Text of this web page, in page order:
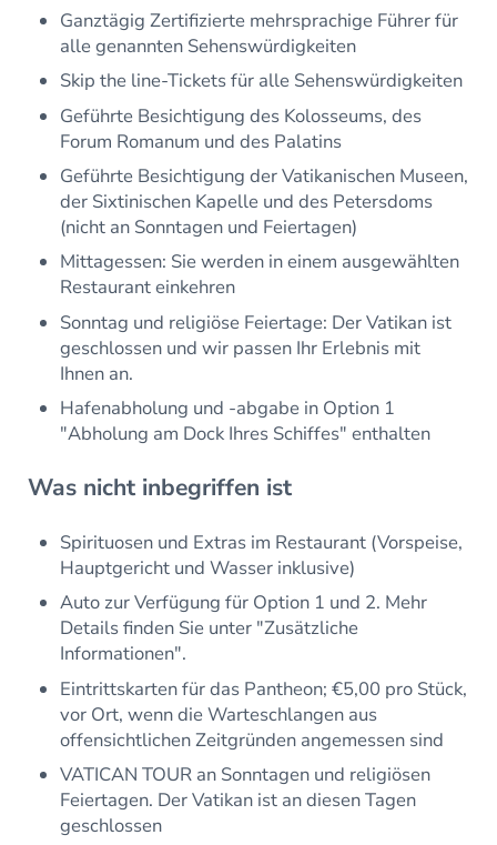
Ganztägig Zertifizierte mehrsprachige Führer für
alle genannten Sehenswürdigkeiten
Skip the line-Tickets für alle Sehenswürdigkeiten
Geführte Besichtigung des Kolosseums, des
Forum Romanum und des Palatins
Geführte Besichtigung der Vatikanischen Museen,
der Sixtinischen Kapelle und des Petersdoms
(nicht an Sonntagen und Feiertagen)
Mittagessen: Sie werden in einem ausgewählten
Restaurant einkehren
Sonntag und religiöse Feiertage: Der Vatikan ist
geschlossen und wir passen Ihr Erlebnis mit
Ihnen an.
Hafenabholung und -abgabe in Option 1
"Abholung am Dock Ihres Schiffes" enthalten
Was nicht inbegriffen ist
Spirituosen und Extras im Restaurant (Vorspeise,
Hauptgericht und Wasser inklusive)
Auto zur Verfügung für Option 1 und 2. Mehr
Details finden Sie unter "Zusätzliche
Informationen".
Eintrittskarten für das Pantheon; €5,00 pro Stück,
vor Ort, wenn die Warteschlangen aus
offensichtlichen Zeitgründen angemessen sind
VATICAN TOUR an Sonntagen und religiösen
Feiertagen. Der Vatikan ist an diesen Tagen
geschlossen